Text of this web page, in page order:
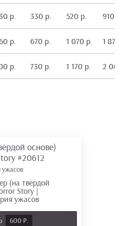
р. 330 р. 520 р. 910
р. 670 р. 1 070 р. 1
р. 730 р. 1 170 р. 2
основе)
#20612
ужасов
600 Р.